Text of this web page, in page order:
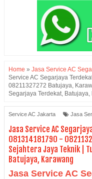
Home » Jasa Service AC
Service AC Segarjaya
08211327272 Batujaya,
Segarjaya Terdekat, Batujaya,
Service AC Jakarta Jasa
Jasa Service AC
081314181790 -
Sejahtera Jaya Teknik |
Batujaya, Karawang
Jasa Service AC